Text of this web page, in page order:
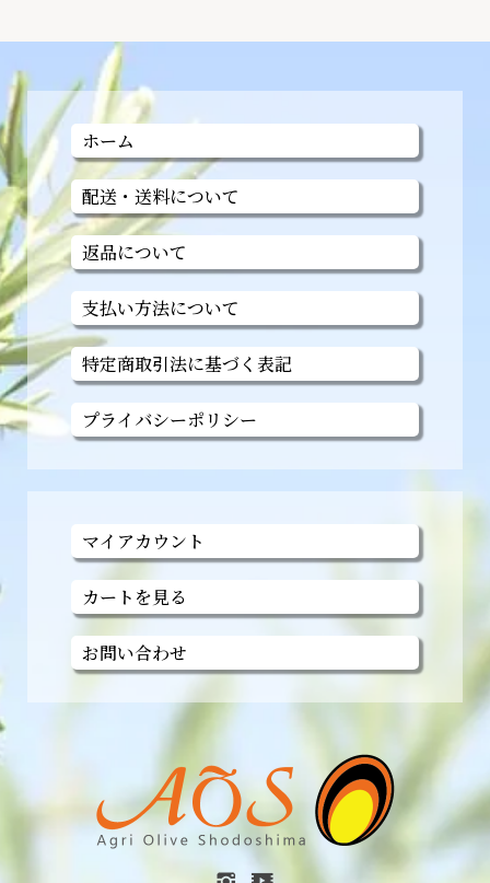
ホーム
配送・送料について
返品について
支払い方法について
特定商取引法に基づく表記
プライバシーポリシー
マイアカウント
カートを見る
お問い合わせ